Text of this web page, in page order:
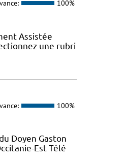
100%
Assistée
une rubri
100%
Doyen Gaston
Est Télé